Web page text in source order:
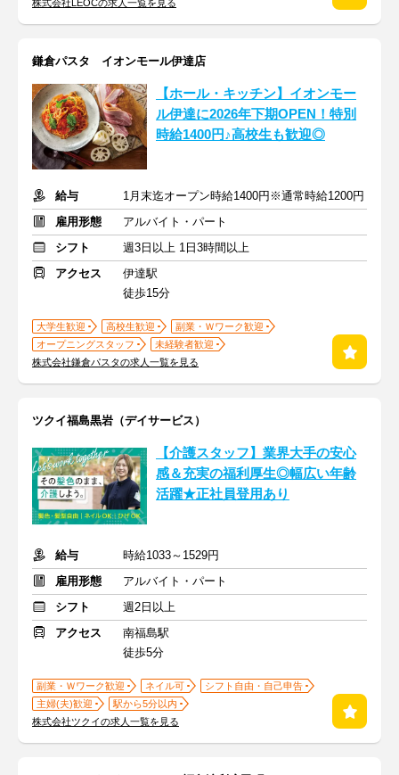
株式会社LEOCの求人一覧を見る
鎌倉パスタ イオンモール伊達店
【ホール・キッチン】イオンモー
ル伊達に2026年下期OPEN！特別
時給1400円♪高校生も歓迎◎
給与
1月末迄オープン時給1400円※通常時給1200円
雇用形態
アルバイト・パート
シフト
週3日以上 1日3時間以上
アクセス
伊達駅
徒歩15分
大学生歓迎 高校生歓迎
副業・Ｗワーク歓迎
オープニングスタッフ
未経験者歓迎
株式会社鎌倉パスタの求人一覧を見る
ツクイ福島黒岩（デイサービス）
【介護スタッフ】業界大手の安心
感＆充実の福利厚生◎幅広い年齢
活躍★正社員登用あり
給与
時給1033～1529円
雇用形態
アルバイト・パート
シフト
週2日以上
アクセス
南福島駅
徒歩5分
副業・Ｗワーク歓迎 ネイル可
シフト自由・自己申告
主婦(夫)歓迎
駅から5分以内
株式会社ツクイの求人一覧を見る